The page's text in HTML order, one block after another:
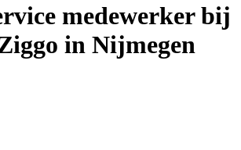
medewerker bij
in Nijmegen